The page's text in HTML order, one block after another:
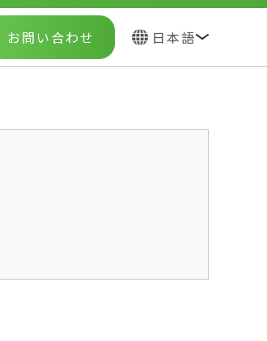
お問い合わせ 日本語